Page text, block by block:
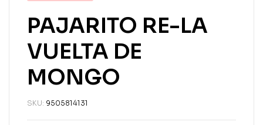
PAJARITO RE-LA
VUELTA DE
MONGO
SKU: 9505814131